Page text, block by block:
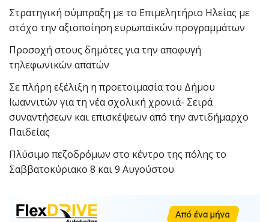
Στρατηγική σύμπραξη με το Επιμελητήριο Ηλείας με
στόχο την αξιοποίηση ευρωπαϊκών προγραμμάτων
Προσοχή στους δημότες για την αποφυγή
τηλεφωνικών απατών
Σε πλήρη εξέλιξη η προετοιμασία του Δήμου
Ιωαννιτών για τη νέα σχολική χρονιά- Σειρά
συναντήσεων και επισκέψεων από την αντιδήμαρχο
Παιδείας
Πλύσιμο πεζοδρόμων στο κέντρο της πόλης το
Σαββατοκύριακο 8 και 9 Αυγούστου